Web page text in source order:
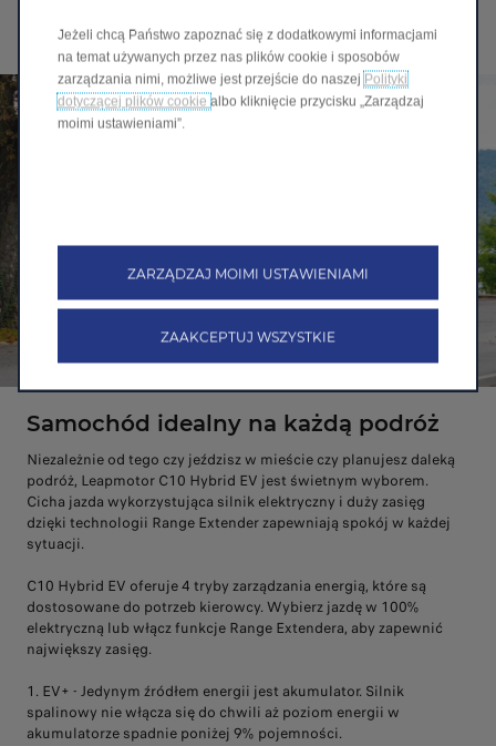
Samochód idealny na każdą podróż
Niezależnie od tego czy jeździsz w mieście czy planujesz daleką
podróż, Leapmotor C10 Hybrid EV jest świetnym wyborem.
Cicha jazda wykorzystująca silnik elektryczny i duży zasięg
dzięki technologii Range Extender zapewniają spokój w każdej
sytuacji.
C10 Hybrid EV oferuje 4 tryby zarządzania energią, które są
dostosowane do potrzeb kierowcy. Wybierz jazdę w 100%
elektryczną lub włącz funkcje Range Extendera, aby zapewnić
największy zasięg.
1. EV+ - Jedynym źródłem energii jest akumulator. Silnik
spalinowy nie włącza się do chwili aż poziom energii w
akumulatorze spadnie poniżej 9% pojemności.
Jeżeli chcą Państwo zapoznać się z dodatkowymi informacjami
na temat używanych przez nas plików cookie i sposobów
zarządzania nimi, możliwe jest przejście do naszej Polityki
dotyczącej plików cookie albo kliknięcie przycisku „Zarządzaj
moimi ustawieniami”.
ZARZĄDZAJ MOIMI USTAWIENIAMI
ZAAKCEPTUJ WSZYSTKIE